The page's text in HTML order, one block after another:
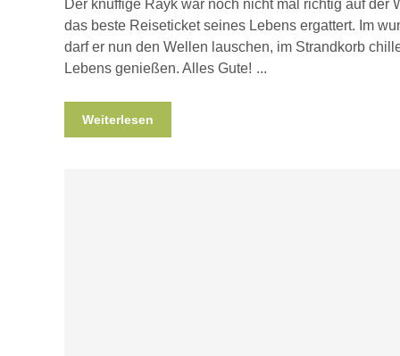
Der knuffige Rayk war noch nicht mal richtig auf der
das beste Reiseticket seines Lebens ergattert. Im
darf er nun den Wellen lauschen, im Strandkorb
Lebens genießen. Alles Gute!
Weiterlesen